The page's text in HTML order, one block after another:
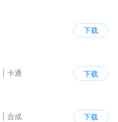
下载
卡通
下载
合成
下载